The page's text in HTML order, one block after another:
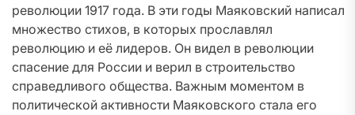
революции 1917 года. В эти годы Маяковский написал
множество стихов, в которых прославлял
революцию и её лидеров. Он видел в революции
спасение для России и верил в строительство
справедливого общества. Важным моментом в
политической активности Маяковского стала его